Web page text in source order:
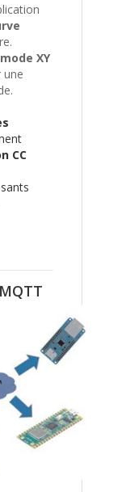
mode XY
une
CC